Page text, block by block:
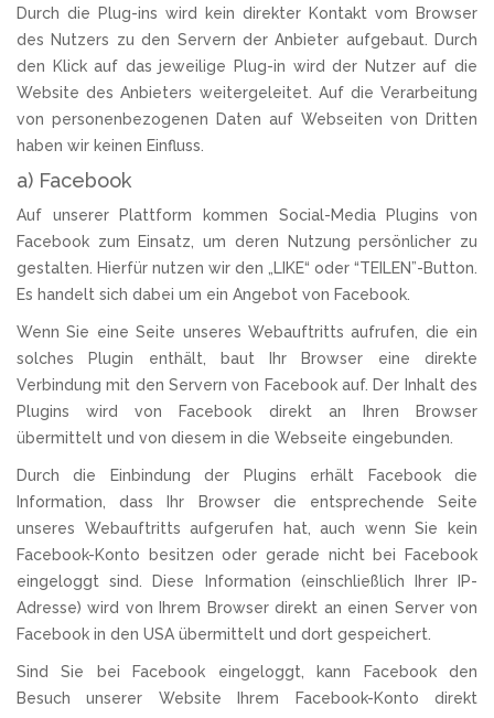
Durch die Plug-ins wird kein direkter Kontakt vom Browser
des Nutzers zu den Servern der Anbieter aufgebaut. Durch
den Klick auf das jeweilige Plug-in wird der Nutzer auf die
Website des Anbieters weitergeleitet. Auf die Verarbeitung
von personenbezogenen Daten auf Webseiten von Dritten
haben wir keinen Einfluss.
a) Facebook
Auf unserer Plattform kommen Social-Media Plugins von
Facebook zum Einsatz, um deren Nutzung persönlicher zu
gestalten. Hierfür nutzen wir den „LIKE“ oder “TEILEN”-Button.
Es handelt sich dabei um ein Angebot von Facebook.
Wenn Sie eine Seite unseres Webauftritts aufrufen, die ein
solches Plugin enthält, baut Ihr Browser eine direkte
Verbindung mit den Servern von Facebook auf. Der Inhalt des
Plugins wird von Facebook direkt an Ihren Browser
übermittelt und von diesem in die Webseite eingebunden.
Durch die Einbindung der Plugins erhält Facebook die
Information, dass Ihr Browser die entsprechende Seite
unseres Webauftritts aufgerufen hat, auch wenn Sie kein
Facebook-Konto besitzen oder gerade nicht bei Facebook
eingeloggt sind. Diese Information (einschließlich Ihrer IP-
Adresse) wird von Ihrem Browser direkt an einen Server von
Facebook in den USA übermittelt und dort gespeichert.
Sind Sie bei Facebook eingeloggt, kann Facebook den
Besuch unserer Website Ihrem Facebook-Konto direkt